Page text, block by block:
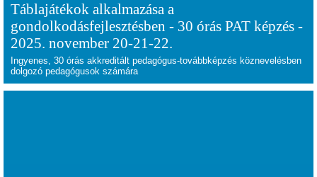
Táblajátékok alkalmazása a
gondolkodásfejlesztésben - 30 órás PAT képzés -
2025. november 20-21-22.
Ingyenes, 30 órás akkreditált pedagógus-továbbképzés köznevelésben
dolgozó pedagógusok számára